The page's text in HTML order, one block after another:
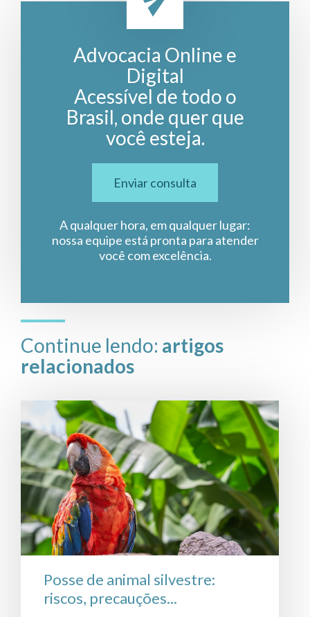
Advocacia Online e
Digital
Acessível de todo o
Brasil, onde quer que
você esteja.
Enviar consulta
A qualquer hora, em qualquer lugar:
nossa equipe está pronta para atender
você com excelência.
Continue lendo: artigos
relacionados
Posse de animal silvestre:
riscos, precauções...